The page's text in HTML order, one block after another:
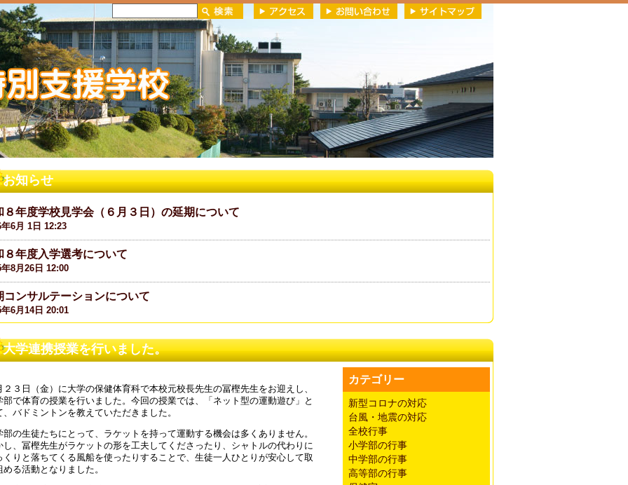
お知らせ
８年度学校見学会（６月３日）の延期について
6月 1日 12:23
８年度入学選考について
8月26日 12:00
コンサルテーションについて
6月14日 20:01
８年度 同窓会案内について
5月28日 18:45
年5月 1日 16:18
年4月26日 17:00
7年度学校見学会について
大学連携授業を行いました。
２３日（金）に大学の保健体育科で本校元校長先生の冨樫先生をお迎えし、
部で体育の授業を行いました。今回の授業では、「ネット型の運動遊び」と
、バドミントンを教えていただきました。
部の生徒たちにとって、ラケットを持って運動する機会は多くありません。
し、冨樫先生がラケットの形を工夫してくださったり、シャトルの代わりに
くりと落ちてくる風船を使ったりすることで、生徒一人ひとりが安心して取
める活動となりました。
カテゴリー
新型コロナの対応
台風・地震の対応
全校行事
小学部の行事
中学部の行事
高等部の行事